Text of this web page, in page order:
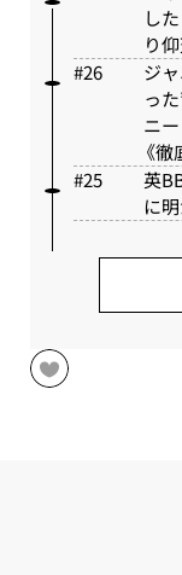
し
り
ジ
っ
ニー
《徹
英
に